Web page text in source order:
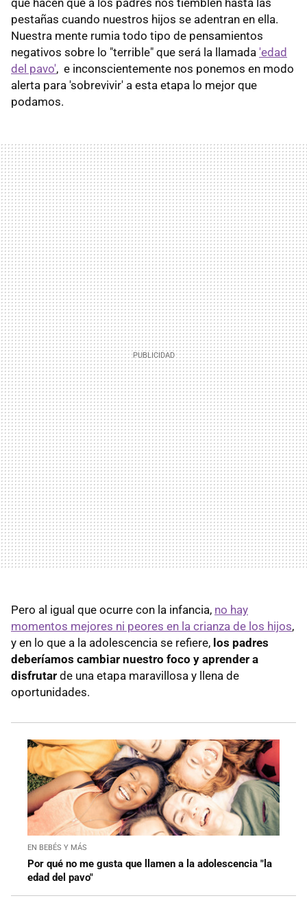
pestañas cuando nuestros hijos se adentran en ella.
Nuestra mente rumia todo tipo de pensamientos
negativos sobre lo "terrible" que será la llamada 'edad
del pavo', e inconscientemente nos ponemos en modo
alerta para 'sobrevivir' a esta etapa lo mejor que
podamos.
Pero al igual que ocurre con la infancia, no hay
momentos mejores ni peores en la crianza de los hijos,
y en lo que a la adolescencia se refiere, los padres
deberíamos cambiar nuestro foco y aprender a
disfrutar de una etapa maravillosa y llena de
oportunidades.
EN BEBÉS Y MÁS
Por qué no me gusta que llamen a la adolescencia "la
edad del pavo"